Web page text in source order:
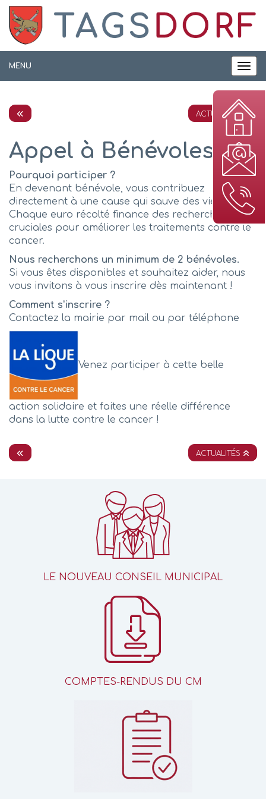
MENU
ACTUALITÉS
Appel à Bénévoles
Pourquoi participer ?
En devenant bénévole, vous contribuez
directement à une cause qui sauve des vies.
Chaque euro récolté finance des recherches
cruciales pour améliorer les traitements contre le
cancer.
Nous recherchons un minimum de 2 bénévoles.
Si vous êtes disponibles et souhaitez aider, nous
vous invitons à vous inscrire dès maintenant !
Comment s'inscrire ?
Contactez la mairie par mail ou par téléphone
Venez participer à cette belle
action solidaire et faites une réelle différence
dans la lutte contre le cancer !
ACTUALITÉS
LE NOUVEAU CONSEIL MUNICIPAL
COMPTES-RENDUS DU CM
Panneau de gestion des cookies